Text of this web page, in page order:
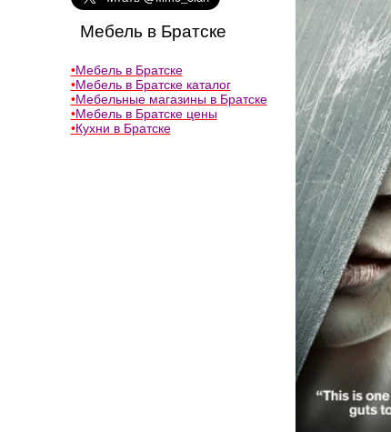
Мебель в Братске
•Мебель в Братске
•Мебель в Братске каталог
•Мебельные магазины в Братске
•Мебель в Братске цены
•Кухни в Братске